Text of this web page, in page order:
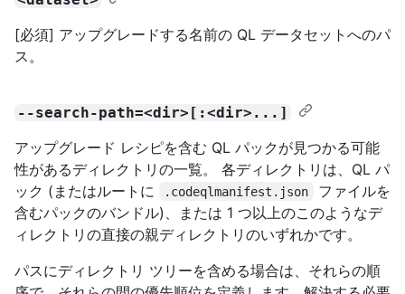
[必須] アップグレードする名前の QL データセットへのパ
ス。
--search-path=<dir>[:<dir>...]
アップグレード レシピを含む QL パックが見つかる可能
性があるディレクトリの一覧。 各ディレクトリは、QL パ
ック (またはルートに
.codeqlmanifest.json
ファイルを
含むパックのバンドル)、または 1 つ以上のこのようなデ
ィレクトリの直接の親ディレクトリのいずれかです。
パスにディレクトリ ツリーを含める場合は、それらの順